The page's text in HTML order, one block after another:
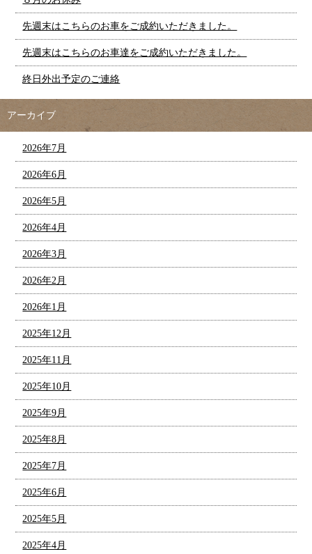
先週末はこちらのお車をご成約いただきました。
先週末はこちらのお車達をご成約いただきました。
終日外出予定のご連絡
アーカイブ
2026年7月
2026年6月
2026年5月
2026年4月
2026年3月
2026年2月
2026年1月
2025年12月
2025年11月
2025年10月
2025年9月
2025年8月
2025年7月
2025年6月
2025年5月
2025年4月